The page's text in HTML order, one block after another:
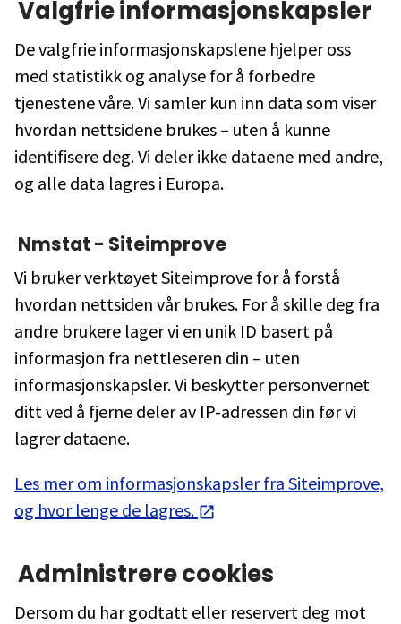
Valgfrie informasjonskapsler
De valgfrie informasjonskapslene hjelper oss
med statistikk og analyse for å forbedre
tjenestene våre. Vi samler kun inn data som viser
hvordan nettsidene brukes – uten å kunne
identifisere deg. Vi deler ikke dataene med andre,
og alle data lagres i Europa.
Nmstat - Siteimprove
Vi bruker verktøyet Siteimprove for å forstå
hvordan nettsiden vår brukes. For å skille deg fra
andre brukere lager vi en unik ID basert på
informasjon fra nettleseren din – uten
informasjonskapsler. Vi beskytter personvernet
ditt ved å fjerne deler av IP-adressen din før vi
lagrer dataene.
Les mer om informasjonskapsler fra Siteimprove,
og hvor lenge de lagres.
Administrere cookies
Dersom du har godtatt eller reservert deg mot